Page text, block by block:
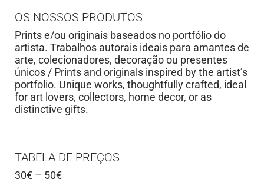
OS NOSSOS PRODUTOS
Prints e/ou originais baseados no portfólio do
artista. Trabalhos autorais ideais para amantes de
arte, colecionadores, decoração ou presentes
únicos / Prints and originals inspired by the artist’s
portfolio. Unique works, thoughtfully crafted, ideal
for art lovers, collectors, home decor, or as
distinctive gifts.
TABELA DE PREÇOS
30€ – 50€